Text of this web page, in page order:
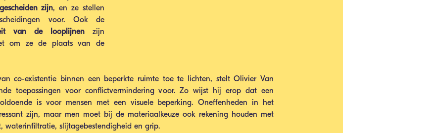
zijn, en ze stellen
van de looplijnen zijn
om ze de plaats van de
co-existentie binnen een beperkte ruimte toe te lichten, stelt Olivier Van
toepassingen voor conflictvermindering voor. Zo wijst hij erop dat een
is voor mensen met een visuele beperking. Oneffenheden in het
zijn, maar men moet bij de materiaalkeuze ook rekening houden met
waterinfiltratie, slijtagebestendigheid en grip.